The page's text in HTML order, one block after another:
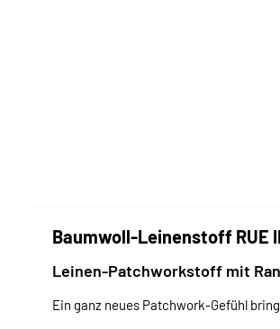
Baumwoll-Leinenstoff RUE
Leinen-Patchworkstoff mit
Ein ganz neues Patchwork-Gefühl